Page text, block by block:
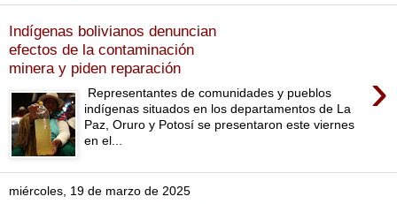
Indígenas bolivianos denuncian
efectos de la contaminación
minera y piden reparación
›
Representantes de comunidades y pueblos
indígenas situados en los departamentos de La
Paz, Oruro y Potosí se presentaron este viernes
en el...
miércoles, 19 de marzo de 2025